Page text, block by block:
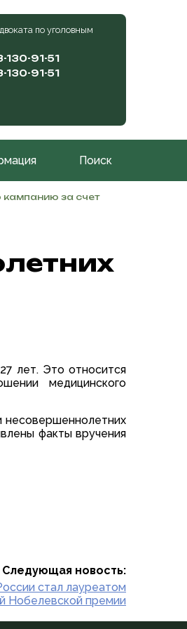
по уголовным
130-91-51
130-91-51
Поиск
кампанию за счет
лет. Это относится
медицинского
несовершеннолетних
факты вручения
Следующая новость:
стал лауреатом
Нобелевской премии